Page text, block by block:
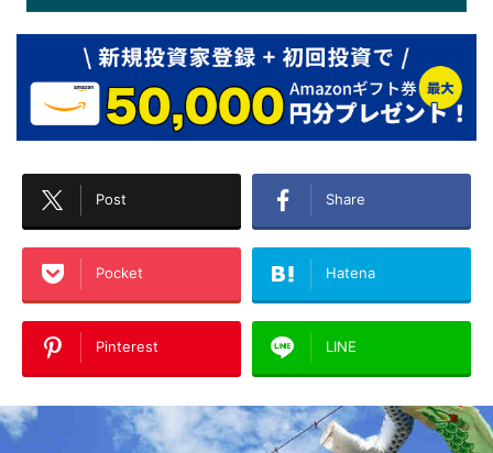
Post Share
Pocket Hatena
Pinterest LINE